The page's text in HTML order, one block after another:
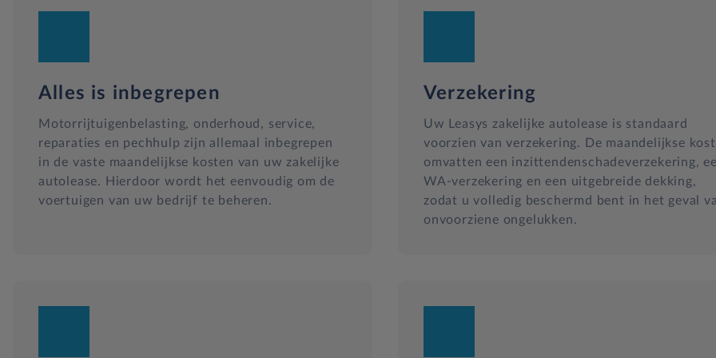
Alles is inbegrepen
Motorrijtuigenbelasting, onderhoud, service,
reparaties en pechhulp zijn allemaal inbegrepen
in de vaste maandelijkse kosten van uw zakelijke
autolease. Hierdoor wordt het eenvoudig om de
voertuigen van uw bedrijf te beheren.
Verzekering
Uw Leasys zakelijke autolease is standaard
voorzien van verzekering. De maandelijkse
omvatten een inzittendenschadeverzekering,
WA-verzekering en een uitgebreide dekking,
zodat u volledig beschermd bent in het geval
onvoorziene ongelukken.